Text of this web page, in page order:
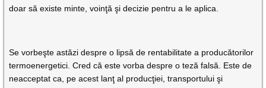
doar să existe minte, voinţă şi decizie pentru a le aplica.
Se vorbeşte astăzi despre o lipsă de rentabilitate a producătorilor
termoenergetici. Cred că este vorba despre o teză falsă. Este de
neacceptat ca, pe acest lanţ al producţiei, transportului şi